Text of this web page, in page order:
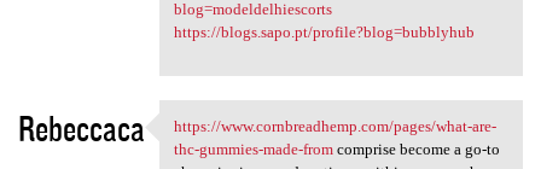
blog=modeldelhiescorts
https://blogs.sapo.pt/profile?blog=bubblyhub
Rebeccaca https://www.cornbreadhemp.com
https://www.cornbreadhemp.com/pages/what-are-
thc-gummies-made-fromcomprise become a go-to